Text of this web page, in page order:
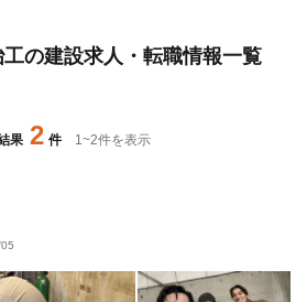
の建設求人・転職情報一覧
果 2 件 1~2件を表示